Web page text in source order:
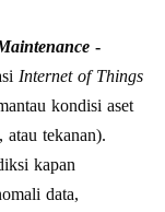
-
Internet of Things
kondisi aset
atau tekanan).
kapan
data,